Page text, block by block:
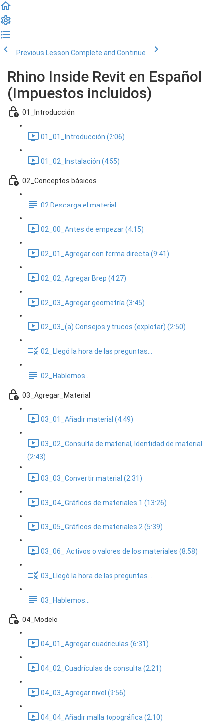
Previous Lesson Complete and Continue
Rhino Inside Revit en Español
(Impuestos incluidos)
01_Introducción
01_01_Introducción (2:06)
01_02_Instalación (4:55)
02_Conceptos básicos
02 Descarga el material
02_00_Antes de empezar (4:15)
02_01_Agregar con forma directa (9:41)
02_02_Agregar Brep (4:27)
02_03_Agregar geometría (3:45)
02_03_(a) Consejos y trucos (explotar) (2:50)
02_Llegó la hora de las preguntas...
02_Hablemos...
03_Agregar_Material
03_01_Añadir material (4:49)
03_02_Consulta de material, Identidad de material
(2:43)
03_03_Convertir material (2:31)
03_04_Gráficos de materiales 1 (13:26)
03_05_Gráficos de materiales 2 (5:39)
03_06_ Activos o valores de los materiales (8:58)
03_Llegó la hora de las preguntas...
03_Hablemos...
04_Modelo
04_01_Agregar cuadrículas (6:31)
04_02_Cuadrículas de consulta (2:21)
04_03_Agregar nivel (9:56)
04_04_Añadir malla topográfica (2:10)